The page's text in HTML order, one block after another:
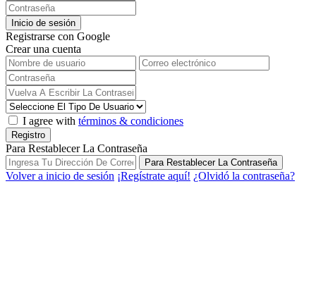
Inicio de sesión
Registrarse con Google
Crear una cuenta
I agree with términos & condiciones
Registro
Para Restablecer La Contraseña
Para Restablecer La Contraseña
Volver a inicio de sesión ¡Regístrate aquí! ¿Olvidó la contraseña?